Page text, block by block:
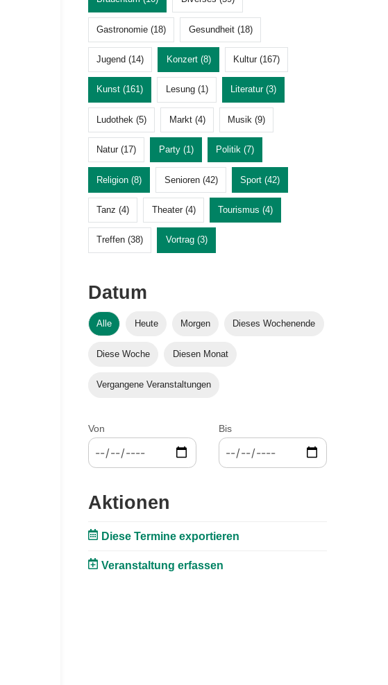
Gastronomie (18) Gesundheit (18)
Jugend (14) Konzert (8) Kultur (167)
Kunst (161) Lesung (1) Literatur (3)
Ludothek (5) Markt (4) Musik (9)
Natur (17) Party (1) Politik (7)
Religion (8) Senioren (42) Sport (42)
Tanz (4) Theater (4) Tourismus (4)
Treffen (38) Vortrag (3)
Datum
Alle Heute Morgen Dieses Wochenende
Diese Woche Diesen Monat
Vergangene Veranstaltungen
Von Bis
Aktionen
Diese Termine exportieren
Veranstaltung erfassen